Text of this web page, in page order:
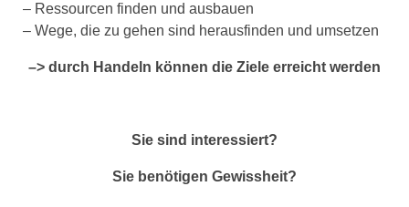
– Ressourcen finden und ausbauen
– Wege, die zu gehen sind herausfinden und umsetzen
–> durch Handeln können die Ziele erreicht werden
Sie sind interessiert?
Sie benötigen Gewissheit?